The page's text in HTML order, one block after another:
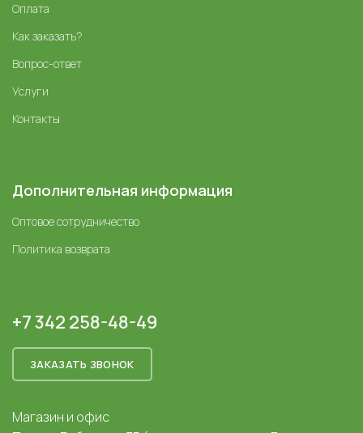
Оплата
Как заказать?
Вопрос-ответ
Услуги
Контакты
Дополнительная информация
Оптовое сотрудничество
Политика возврата
+7 342 258-48-49
ЗАКАЗАТЬ ЗВОНОК
Магазин и офис